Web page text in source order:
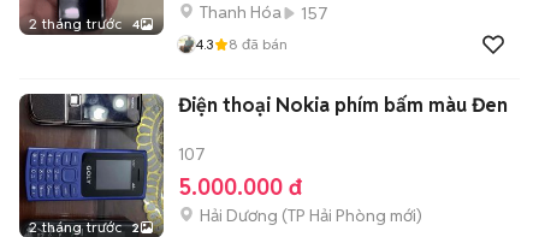
2 tháng trước 4
Thanh Hóa 157
4.3 8 đã bán
2 tháng trước 2
Điện thoại Nokia phím bấm màu Đen
107
5.000.000 đ
Hải Dương (TP Hải Phòng mới)